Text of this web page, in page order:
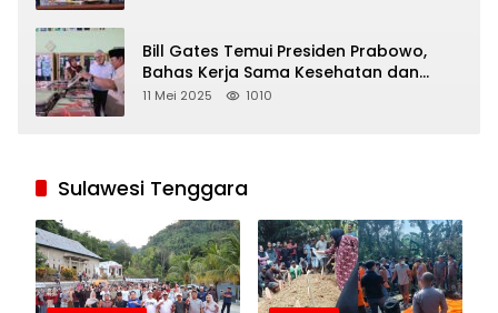
Bill Gates Temui Presiden Prabowo,
Bahas Kerja Sama Kesehatan dan
Program Makan Bergizi Gratis
11 Mei 2025 1010
Sulawesi Tenggara